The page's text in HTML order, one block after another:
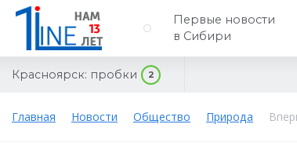
Первые новости
в Сибири
Красноярск: пробки 2
Главная Новости Общество Природа